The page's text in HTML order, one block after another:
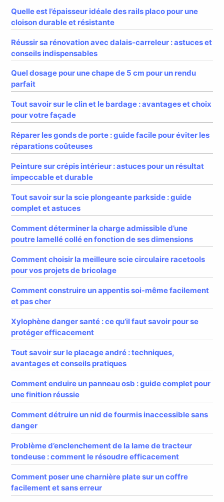
Quelle est l’épaisseur idéale des rails placo pour une
cloison durable et résistante
Réussir sa rénovation avec dalais-carreleur : astuces et
conseils indispensables
Quel dosage pour une chape de 5 cm pour un rendu
parfait
Tout savoir sur le clin et le bardage : avantages et choix
pour votre façade
Réparer les gonds de porte : guide facile pour éviter les
réparations coûteuses
Peinture sur crépis intérieur : astuces pour un résultat
impeccable et durable
Tout savoir sur la scie plongeante parkside : guide
complet et astuces
Comment déterminer la charge admissible d’une
poutre lamellé collé en fonction de ses dimensions
Comment choisir la meilleure scie circulaire racetools
pour vos projets de bricolage
Comment construire un appentis soi-même facilement
et pas cher
Xylophène danger santé : ce qu’il faut savoir pour se
protéger efficacement
Tout savoir sur le placage andré : techniques,
avantages et conseils pratiques
Comment enduire un panneau osb : guide complet pour
une finition réussie
Comment détruire un nid de fourmis inaccessible sans
danger
Problème d’enclenchement de la lame de tracteur
tondeuse : comment le résoudre efficacement
Comment poser une charnière plate sur un coffre
facilement et sans erreur